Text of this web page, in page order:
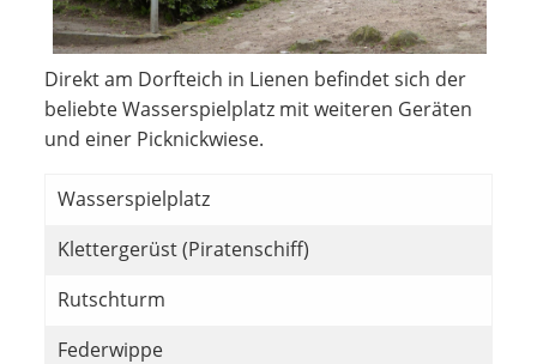
Direkt am Dorfteich in Lienen befindet sich der
beliebte Wasserspielplatz mit weiteren Geräten
und einer Picknickwiese.
Wasserspielplatz
Klettergerüst (Piratenschiff)
Rutschturm
Federwippe